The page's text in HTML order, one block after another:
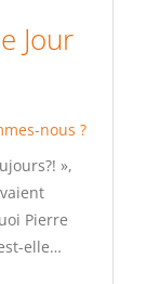
Jour
nous ?
»,
Pierre
elle…